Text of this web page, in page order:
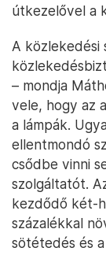
útkezelővel a
A közlekedési
– mondja
vele, hogy az
a lámpák.
ellentmondó
csődbe vinni
szolgáltatót.
kezdődő két-
százalékkal
sötétedés és